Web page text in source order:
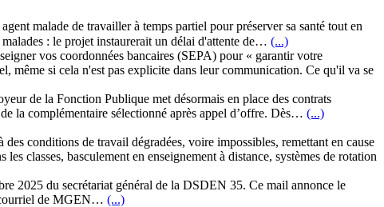
malade de travailler à temps partiel pour préserver sa santé tout en
: le projet instaurerait un délai d'attente de… (...)
vos coordonnées bancaires (SEPA) pour « garantir votre
même si cela n'est pas explicite dans leur communication. Ce qu'il va se
de la Fonction Publique met désormais en place des contrats
la complémentaire sélectionné après appel d’offre. Dès… (...)
conditions de travail dégradées, voire impossibles, remettant en cause
classes, basculement en enseignement à distance, systèmes de rotation
2025 du secrétariat général de la DSDEN 35. Ce mail annonce le
courriel de MGEN… (...)